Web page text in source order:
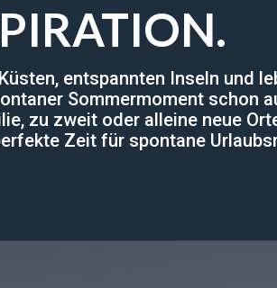
entspannten Inseln und
Sommermoment schon
zu zweit oder alleine neue
Zeit für spontane